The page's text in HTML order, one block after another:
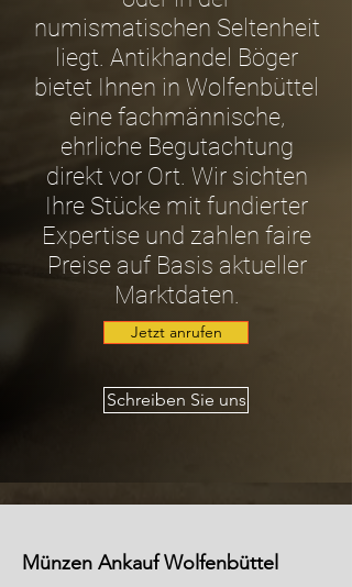
numismatischen Seltenheit
liegt. Antikhandel Böger
bietet Ihnen in Wolfenbüttel
eine fachmännische,
ehrliche Begutachtung
direkt vor Ort. Wir sichten
Ihre Stücke mit fundierter
Expertise und zahlen faire
Preise auf Basis aktueller
Marktdaten.
Jetzt anrufen
Schreiben Sie uns
Münzen Ankauf Wolfenbüttel